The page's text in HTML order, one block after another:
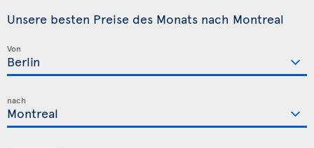
Unsere besten Preise des Monats nach Montreal
Von
nach